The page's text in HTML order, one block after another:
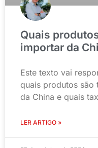
Quais
importar da
Este texto vai
quais produtos são
da China e quais
LER ARTIGO »